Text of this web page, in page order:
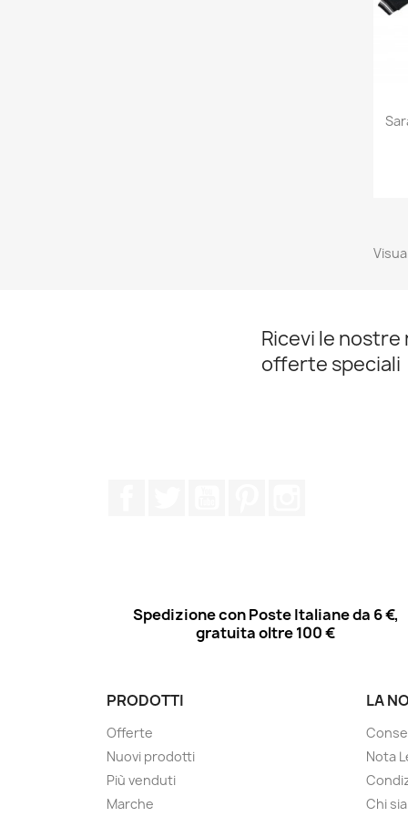
Ricevi le nostre
offerte speciali
Spedizione con Poste Italiane da 6 €,
gratuita oltre 100 €
PRODOTTI
Offerte
Nuovi prodotti
Più venduti
Marche
LA
Nota
Chi